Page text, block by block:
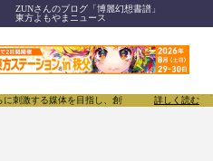
ZUNさんのブログ「博麗幻想書譜」
東方よもやまニュース
を目指し、創刊いたします。 東方我楽多叢誌(
詳しく読む